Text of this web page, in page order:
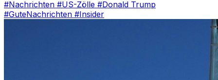
#Nachrichten #US-Zölle #Donald Trump
#GuteNachrichten #Insider